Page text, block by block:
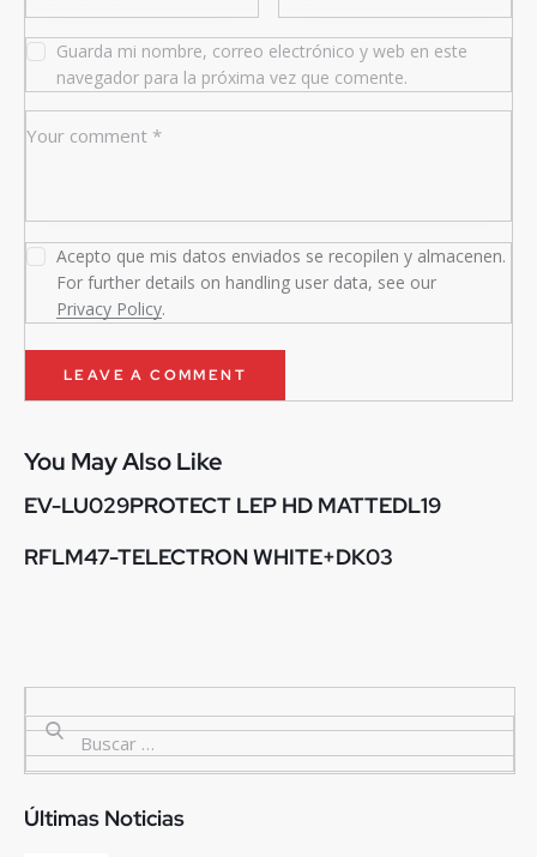
Guarda mi nombre, correo electrónico y web en este
navegador para la próxima vez que comente.
Acepto que mis datos enviados se recopilen y almacenen.
For further details on handling user data, see our
Privacy Policy.
You May Also Like
EV-LU029PROTECT LEP HD MATTEDL19
RFLM47-TELECTRON WHITE+DK03
Últimas Noticias